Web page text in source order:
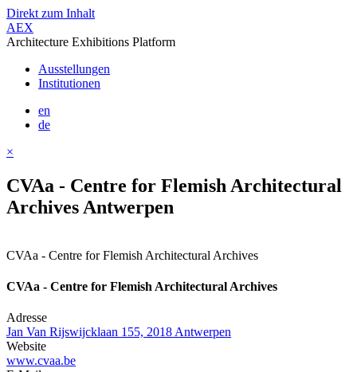
Direkt zum Inhalt
AEX
Architecture Exhibitions Platform
Ausstellungen
Institutionen
en
de
×
CVAa - Centre for Flemish Architectural
Archives Antwerpen
CVAa - Centre for Flemish Architectural Archives
CVAa - Centre for Flemish Architectural Archives
Adresse
Jan Van Rijswijcklaan 155, 2018 Antwerpen
Website
www.cvaa.be